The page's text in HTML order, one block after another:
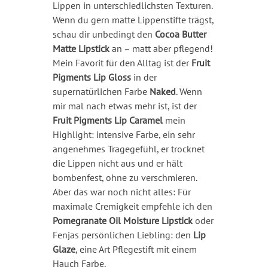
Lippen in unterschiedlichsten Texturen.
Wenn du gern matte Lippenstifte trägst,
schau dir unbedingt den Cocoa Butter
Matte Lipstickan – matt aber pflegend!
Mein Favorit für den Alltag ist der Fruit
Pigments Lip Glossin der
supernatürlichen Farbe Naked. Wenn
mir mal nach etwas mehr ist, ist der
Fruit Pigments Lip Caramelmein
Highlight: intensive Farbe, ein sehr
angenehmes Tragegefühl, er trocknet
die Lippen nicht aus und er hält
bombenfest, ohne zu verschmieren.
Aber das war noch nicht alles: Für
maximale Cremigkeit empfehle ich den
Pomegranate Oil Moisture Lipstickoder
Fenjas persönlichen Liebling: den Lip
Glaze, eine Art Pflegestift mit einem
Hauch Farbe.